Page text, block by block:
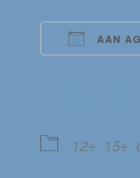
AAN
12+ 15+